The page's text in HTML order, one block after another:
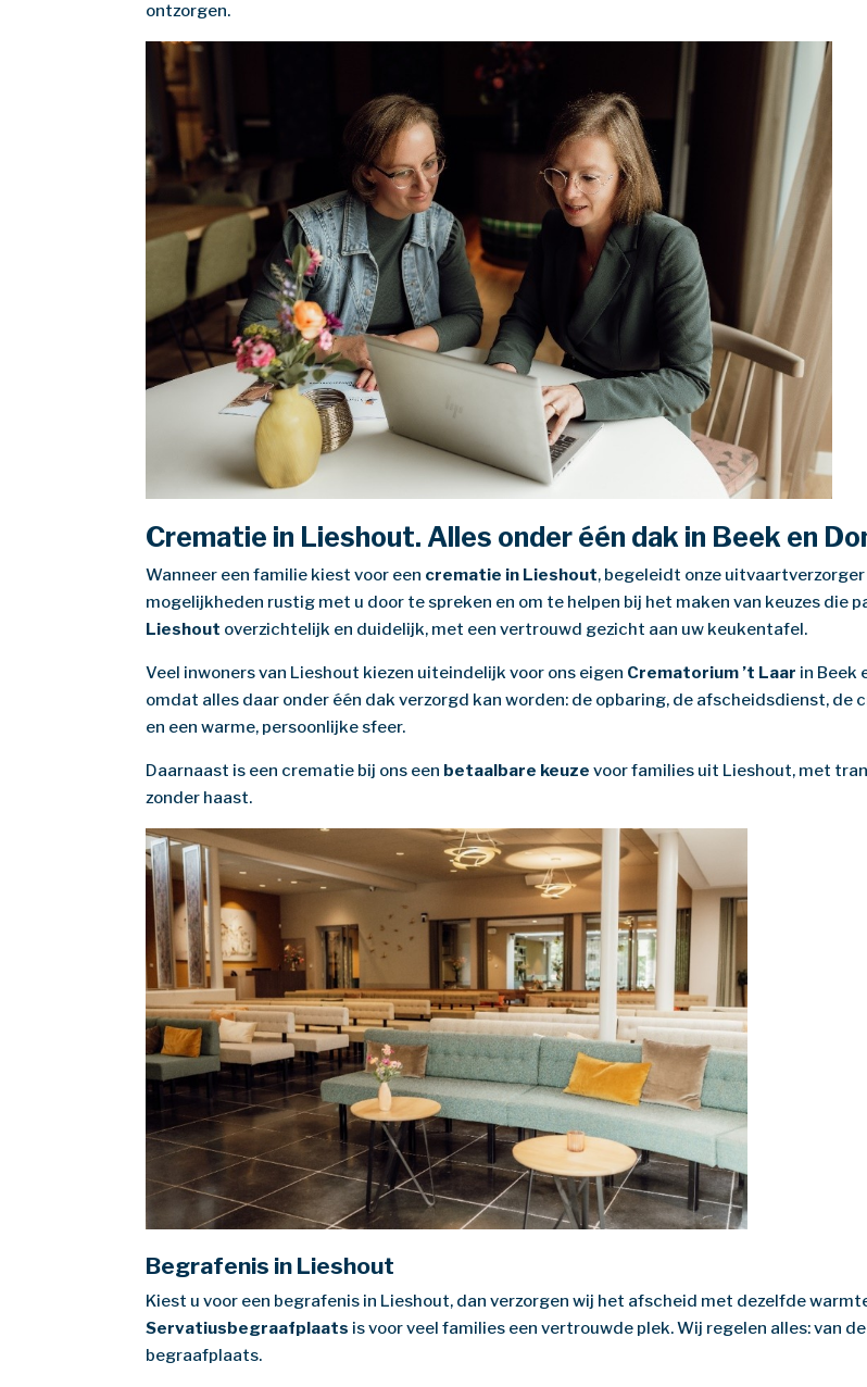
ontzorgen.
Crematie in Lieshout. Alles onder één dak in Beek en
Wanneer een familie kiest voor een crematie in Lieshout, begeleidt onze
mogelijkheden rustig met u door te spreken en om te helpen bij het maken van keuzes die
Lieshout overzichtelijk en duidelijk, met een vertrouwd gezicht aan uw keukentafel.
Veel inwoners van Lieshout kiezen uiteindelijk voor ons eigen Crematorium ’t Laar in Beek
omdat alles daar onder één dak verzorgd kan worden: de opbaring, de afscheidsdienst,
en een warme, persoonlijke sfeer.
Daarnaast is een crematie bij ons een betaalbare keuze voor families uit Lieshout, met
zonder haast.
Begrafenis in Lieshout
Kiest u voor een begrafenis in Lieshout, dan verzorgen wij het afscheid met dezelfde
Servatiusbegraafplaats is voor veel families een vertrouwde plek. Wij regelen alles: van
begraafplaats.